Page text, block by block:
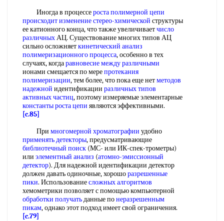
Иногда в процессероста полимерной цепи
происходит изменениестерео-химической структуры
ее катионного конца, что также увеличиваетчисло
различныхАЦ. Существование многих типов АЦ
сильно осложняеткинетический анализ
полимеризационного процесса, особенно в тех
случаях, когдаравновесие между различными
ионами смещается по мерепротекания
полимеризации, тем более, что пока еще нетметодов
надежной идентификации различных типов
активных частиц, поэтому измеряемые элементарные
константы роста цепи являются эффективными.
[c.85]
При многомерной хроматографии удобно
применять детекторы, предусматривающие
библиотечный поиск (МС- или ИК-спек-трометры)
или элементный анализ (атомно-эмиссионный
детектор). Для надежной идентификации детектор
должен давать одиночные, хорошоразрешенные
пики. Использованиесложных алгоритмов
хемометрики позволяет с помощью компьютерной
обработки получатьданные понеразрешенным
пикам, однако этот подход имеет свой ограничения.
[c.79]